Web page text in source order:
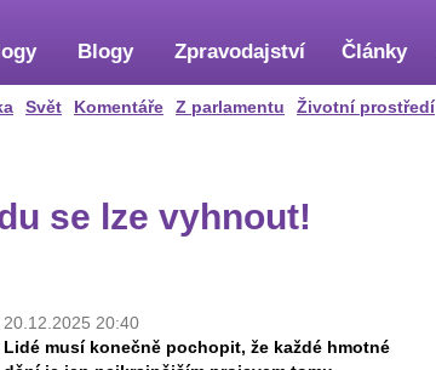
Svět Komentáře Z parlamentu Životní prostředí
Blogy Zpravodajství Články
se lze vyhnout!
20.12.2025 20:40
Lidé musí konečně pochopit, že každé hmotné